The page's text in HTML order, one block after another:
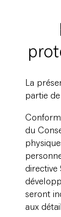
La
partie
du
directive
seront
aux